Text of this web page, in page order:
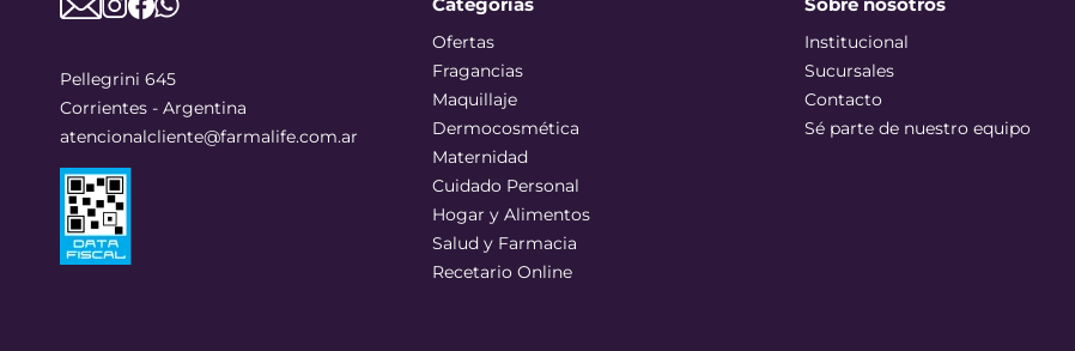
Pellegrini 645
Corrientes - Argentina
atencionalcliente@farmalife.com.ar
Ofertas
Fragancias
Maquillaje
Dermocosmética
Maternidad
Cuidado Personal
Hogar y Alimentos
Salud y Farmacia
Recetario Online
Institucional
Sucursales
Contacto
Sé parte de nuestro equipo